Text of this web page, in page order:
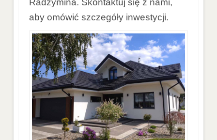
aby omówić szczegóły inwestycji.